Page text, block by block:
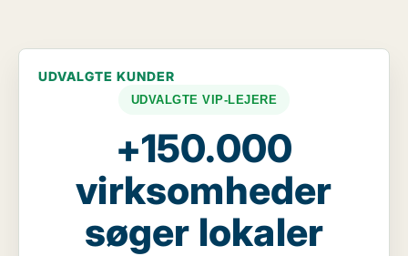
UDVALGTE KUNDER
UDVALGTE VIP-LEJERE
+150.000
virksomheder
søger lokaler